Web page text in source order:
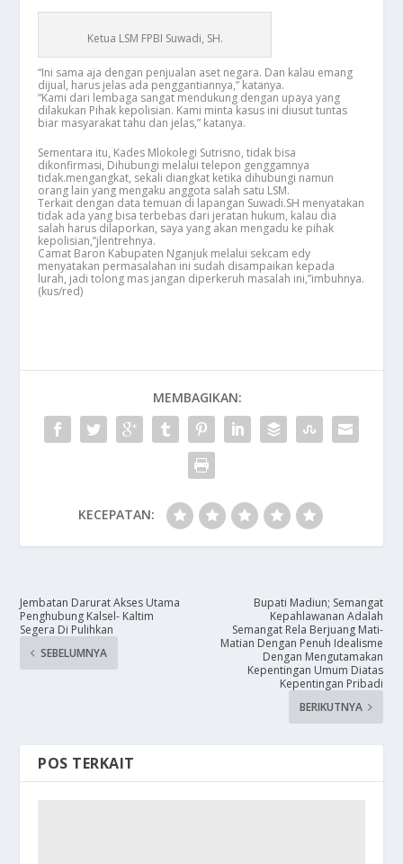
Ketua LSM FPBI Suwadi, SH.
“Ini sama aja dengan penjualan aset negara. Dan kalau emang
dijual, harus jelas ada penggantiannya,” katanya.
“Kami dari lembaga sangat mendukung dengan upaya yang
dilakukan Pihak kepolisian. Kami minta kasus ini diusut tuntas
biar masyarakat tahu dan jelas,” katanya.
Sementara itu, Kades Mlokolegi Sutrisno, tidak bisa
dikonfirmasi, Dihubungi melalui telepon genggamnya
tidak.mengangkat, sekali diangkat ketika dihubungi namun
orang lain yang mengaku anggota salah satu LSM.
Terkait dengan data temuan di lapangan Suwadi.SH menyatakan
tidak ada yang bisa terbebas dari jeratan hukum, kalau dia
salah harus dilaporkan, saya yang akan mengadu ke pihak
kepolisian,”jlentrehnya.
Camat Baron Kabupaten Nganjuk melalui sekcam edy
menyatakan permasalahan ini sudah disampaikan kepada
lurah, jadi tolong mas jangan diperkeruh masalah ini,”imbuhnya.
(kus/red)
MEMBAGIKAN:
KECEPATAN:
Jembatan Darurat Akses Utama
Penghubung Kalsel- Kaltim
Segera Di Pulihkan
SEBELUMNYA
Bupati Madiun; Semangat
Kepahlawanan Adalah
Semangat Rela Berjuang Mati-
Matian Dengan Penuh Idealisme
Dengan Mengutamakan
Kepentingan Umum Diatas
Kepentingan Pribadi
BERIKUTNYA
POS TERKAIT